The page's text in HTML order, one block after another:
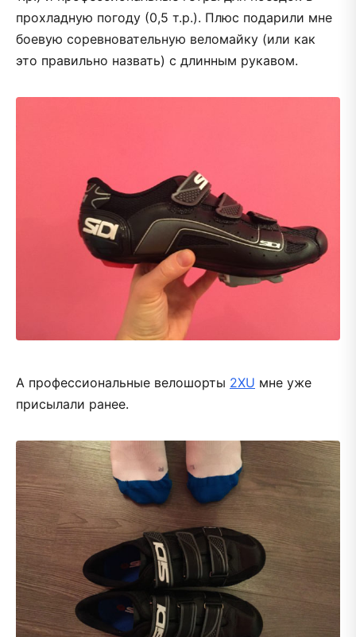
прохладную погоду (0,5 т.р.). Плюс подарили мне
боевую соревновательную веломайку (или как
это правильно назвать) с длинным рукавом.
А профессиональные велошорты 2XU мне уже
присылали ранее.